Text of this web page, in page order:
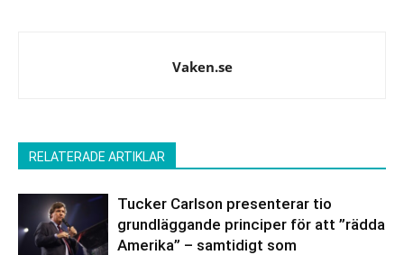
Vaken.se
RELATERADE ARTIKLAR
Tucker Carlson presenterar tio
grundläggande principer för att ”rädda
Amerika” – samtidigt som